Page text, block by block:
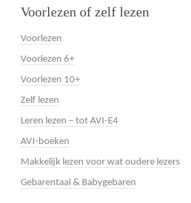
Voorlezen of zelf lezen
Voorlezen
Voorlezen 6+
Voorlezen 10+
Zelf lezen
Leren lezen – tot AVI-E4
AVI-boeken
Makkelijk lezen voor wat oudere lezers
Gebarentaal & Babygebaren